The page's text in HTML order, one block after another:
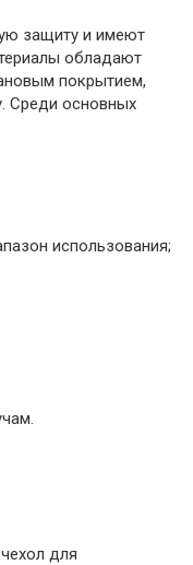
защиту и имеют
обладают
покрытием,
Среди основных
использования;
для